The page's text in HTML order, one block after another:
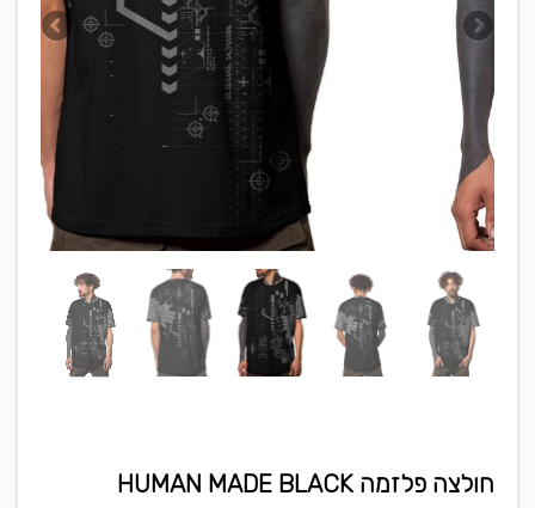
חולצה פלזמה HUMAN MADE BLACK